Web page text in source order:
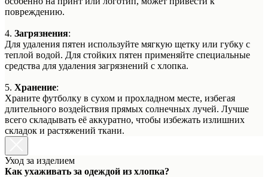
повреждению.
4. Загрязнения:
Для удаления пятен используйте мягкую щетку или губку с
теплой водой. Для стойких пятен применяйте специальные
средства для удаления загрязнений с хлопка.
5. Хранение:
Храните футболку в сухом и прохладном месте, избегая
длительного воздействия прямых солнечных лучей. Лучше
всего складывать её аккуратно, чтобы избежать излишних
складок и растяжений ткани.
Уход за изделием
Как ухаживать за одеждой из хлопка?